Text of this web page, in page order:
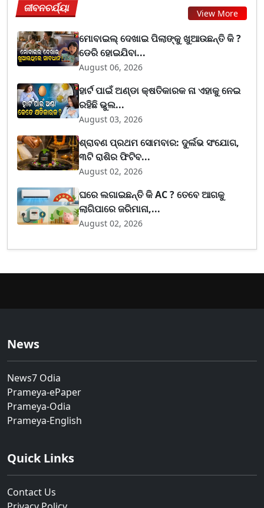
ଜୀବନଚର୍ଯ୍ୟା View More
ମୋବାଇଲ୍ ଦେଖାଇ ପିଲାଙ୍କୁ ଖୁଆଉଛନ୍ତି କି ?
ଡେରି ହୋଇଯିବା...
August 06, 2026
ହାର୍ଟ ପାଇଁ ଅଣ୍ଡା କ୍ଷତିକାରକ ନା ଏହାକୁ ନେଇ
ରହିଛି ଭୁଲ...
August 03, 2026
ଶ୍ରାବଣ ପ୍ରଥମ ସୋମବାର: ଦୁର୍ଲଭ ସଂଯୋଗ,
୩ଟି ରାଶିର ଫିଟିବ...
August 02, 2026
ଘରେ ଲଗାଇଛନ୍ତି କି AC ? ତେବେ ଆଗକୁ
ଲାଗିପାରେ ଜରିମାନା,...
August 02, 2026
News
News7 Odia
Prameya-ePaper
Prameya-Odia
Prameya-English
Quick Links
Contact Us